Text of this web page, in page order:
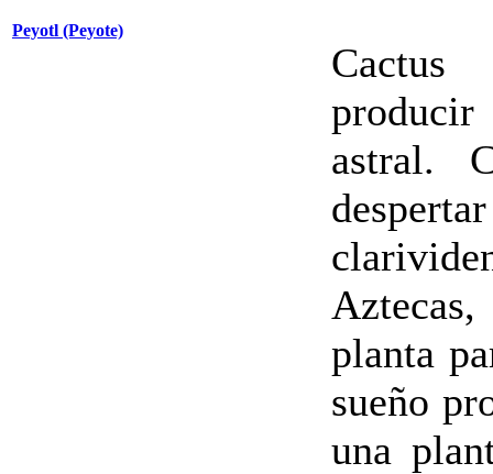
Peyotl (Peyote)
Cactus
astral.
planta
sueño
una